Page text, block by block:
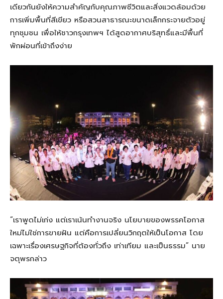
เดียวกันยังให้ความสำคัญกับคุณภาพชีวิตและสิ่งแวดล้อมด้วย
การเพิ่มพื้นที่สีเขียว หรือสวนสาธารณะขนาดเล็กกระจายตัวอยู่
ทุกชุมชน เพื่อให้ชาวกรุงเทพฯ ได้สูดอากาศบริสุทธิ์และมีพื้นที่
พักผ่อนที่เข้าถึงง่าย
“เราพูดไม่เก่ง แต่เราเน้นทำงานจริง นโยบายของพรรคโอกาส
ใหม่ไม่ใช่การขายฝัน แต่คือการเปลี่ยนวิกฤตให้เป็นโอกาส โดย
เฉพาะเรื่องเศรษฐกิจที่ต้องทั่วถึง เท่าเทียม และเป็นธรรม” นาย
จตุพรกล่าว